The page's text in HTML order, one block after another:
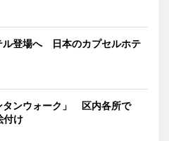
ル登場へ 日本のカプセルホテ
タンウォーク」 区内各所で
付け